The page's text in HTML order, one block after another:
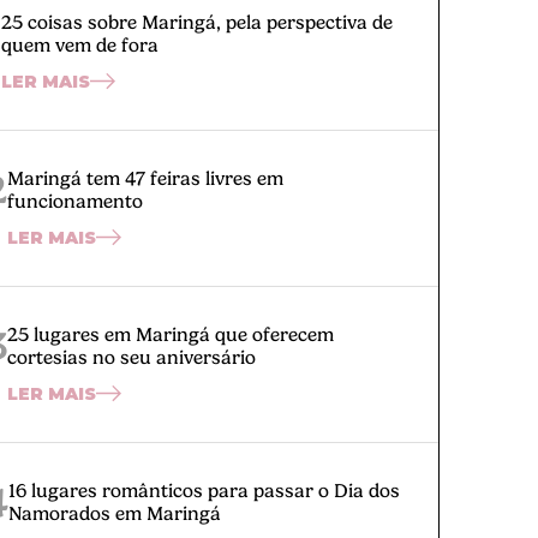
25 coisas sobre Maringá, pela perspectiva de
quem vem de fora
LER MAIS
Maringá tem 47 feiras livres em
funcionamento
LER MAIS
25 lugares em Maringá que oferecem
cortesias no seu aniversário
LER MAIS
16 lugares românticos para passar o Dia dos
Namorados em Maringá